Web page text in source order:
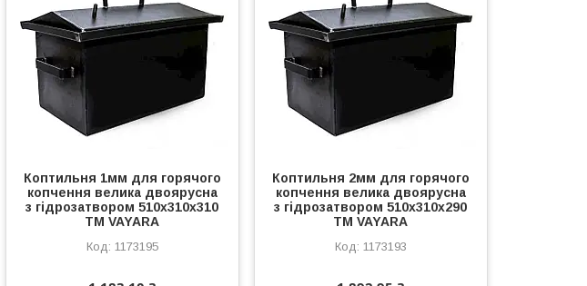
Коптильня 1мм для горячого
копчення велика двоярусна
з гідрозатвором 510х310х310
ТМ VAYARA
1173195
Коптильня 2мм для горячого
копчення велика двоярусна
з гідрозатвором 510х310х290
ТМ VAYARA
1173193